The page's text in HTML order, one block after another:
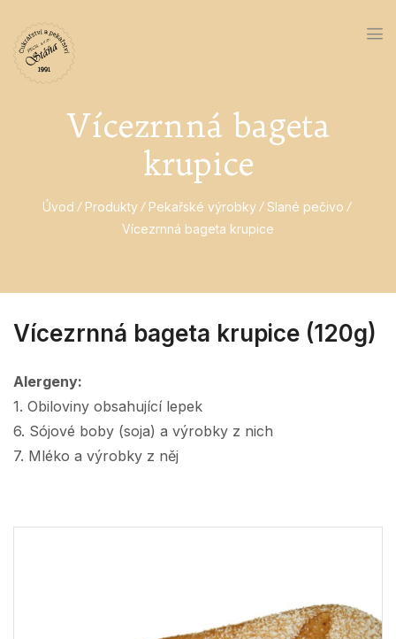
Vícezrnná bageta
krupice
Úvod Produkty Pekařské výrobky
Slané pečivo
Vícezrnná bageta krupice
Vícezrnná bageta krupice (120g)
Alergeny:
1. Obiloviny obsahující lepek
6. Sójové boby (soja) a výrobky z nich
7. Mléko a výrobky z něj